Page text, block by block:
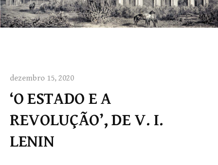
dezembro 15, 2020
‘O ESTADO E A
REVOLUÇÃO’, DE V. I.
LENIN